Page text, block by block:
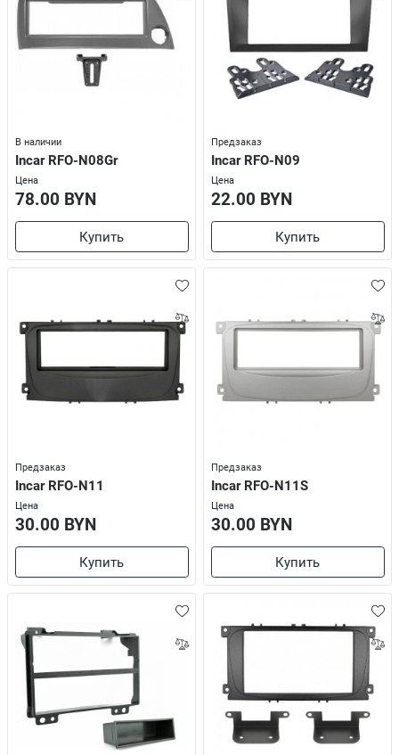
В наличии
Incar RFO-N08Gr
Цена
78.00 BYN
Купить
Предзаказ
Incar RFO-N09
Цена
22.00 BYN
Купить
Предзаказ
Incar RFO-N11
Цена
30.00 BYN
Купить
Предзаказ
Incar RFO-N11S
Цена
30.00 BYN
Купить